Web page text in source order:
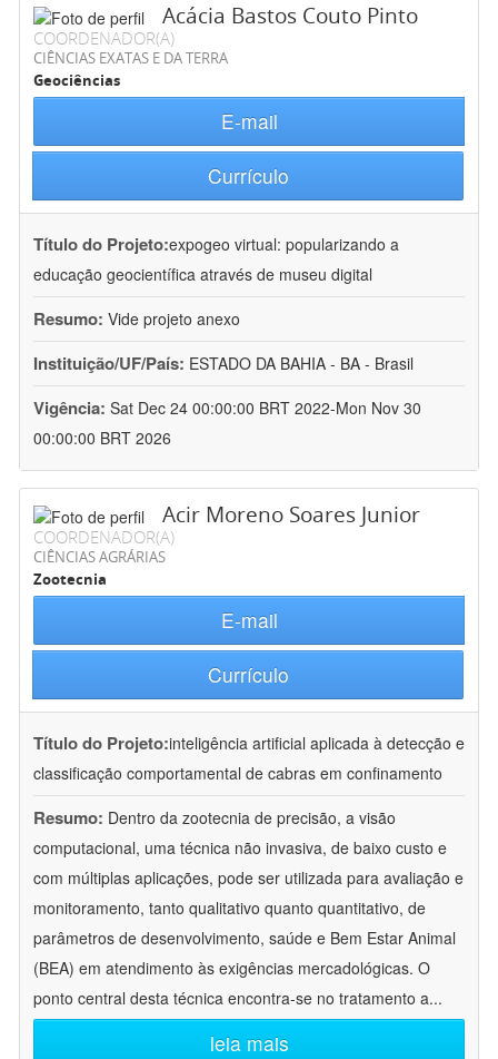
Acácia Bastos Couto Pinto
COORDENADOR(A)
CIÊNCIAS EXATAS E DA TERRA
Geociências
E-mail
Currículo
Título do Projeto:expogeo virtual: popularizando a
educação geocientífica através de museu digital
Resumo: Vide projeto anexo
Instituição/UF/País: ESTADO DA BAHIA - BA - Brasil
Vigência: Sat Dec 24 00:00:00 BRT 2022-Mon Nov 30
00:00:00 BRT 2026
Acir Moreno Soares Junior
COORDENADOR(A)
CIÊNCIAS AGRÁRIAS
Zootecnia
E-mail
Currículo
Título do Projeto:inteligência artificial aplicada à detecção e
classificação comportamental de cabras em confinamento
Resumo: Dentro da zootecnia de precisão, a visão
computacional, uma técnica não invasiva, de baixo custo e
com múltiplas aplicações, pode ser utilizada para avaliação e
monitoramento, tanto qualitativo quanto quantitativo, de
parâmetros de desenvolvimento, saúde e Bem Estar Animal
(BEA) em atendimento às exigências mercadológicas. O
ponto central desta técnica encontra-se no tratamento a...
leia mais